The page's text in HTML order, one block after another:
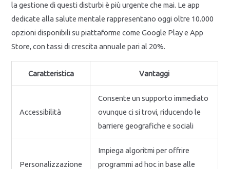
la gestione di questi disturbi è più urgente che mai. Le app
dedicate alla salute mentale rappresentano oggi oltre 10.000
opzioni disponibili su piattaforme come Google Play e App
Store, con tassi di crescita annuale pari al 20%.
Caratteristica Vantaggi
Accessibilità
Consente un supporto immediato
ovunque ci si trovi, riducendo le
barriere geografiche e sociali
Personalizzazione
Impiega algoritmi per offrire
programmi ad hoc in base alle